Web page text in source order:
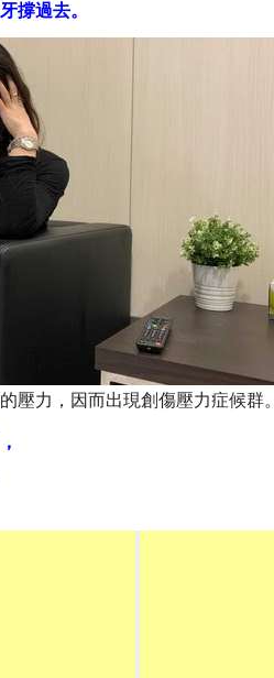
撐過去。
壓力，因而出現創傷壓力症候群。